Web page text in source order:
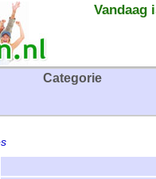
Vandaag
Categorie